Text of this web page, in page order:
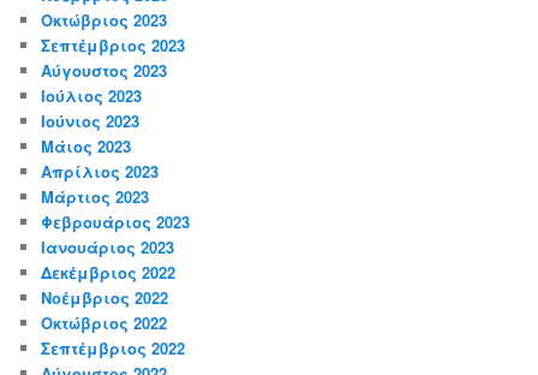
Οκτώβριος 2023
Σεπτέμβριος 2023
Αύγουστος 2023
Ιούλιος 2023
Ιούνιος 2023
Μάιος 2023
Απρίλιος 2023
Μάρτιος 2023
Φεβρουάριος 2023
Ιανουάριος 2023
Δεκέμβριος 2022
Νοέμβριος 2022
Οκτώβριος 2022
Σεπτέμβριος 2022